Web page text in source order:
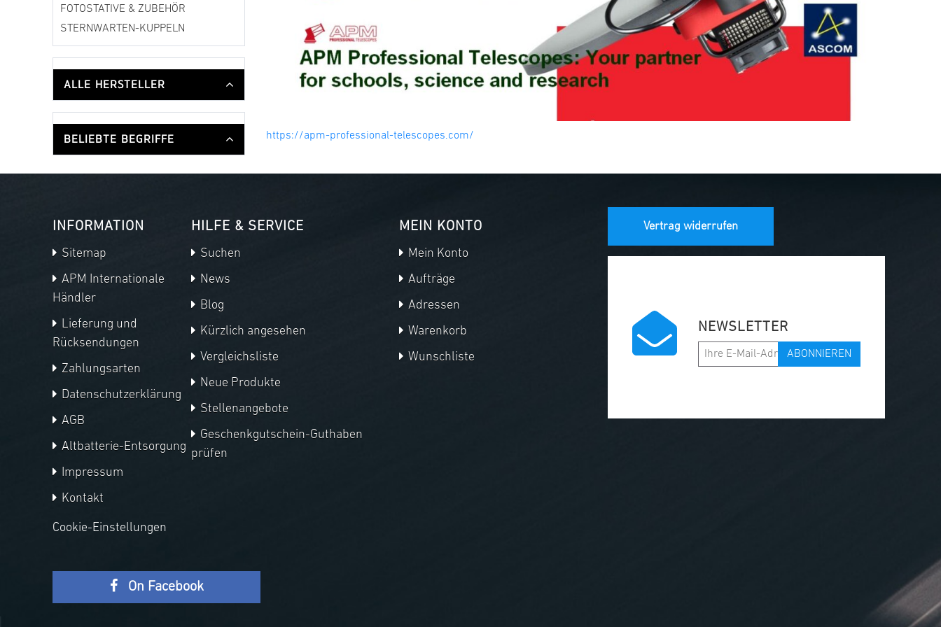
FOTOSTATIVE & ZUBEHÖR
STERNWARTEN-KUPPELN
ALLE HERSTELLER
BELIEBTE BEGRIFFE https://apm-professional-telescopes.com/
INFORMATION
Sitemap
APM Internationale
Händler
Lieferung und
Rücksendungen
Zahlungsarten
Datenschutzerklärung
AGB
Altbatterie-Entsorgung
Impressum
Kontakt
HILFE & SERVICE
Suchen
News
Blog
Kürzlich angesehen
Vergleichsliste
Neue Produkte
Stellenangebote
Geschenkgutschein-Guthaben
prüfen
MEIN KONTO
Mein Konto
Aufträge
Adressen
Warenkorb
Wunschliste
Vertrag widerrufen
NEWSLETTER
ABONNIEREN
Cookie-Einstellungen
On Facebook